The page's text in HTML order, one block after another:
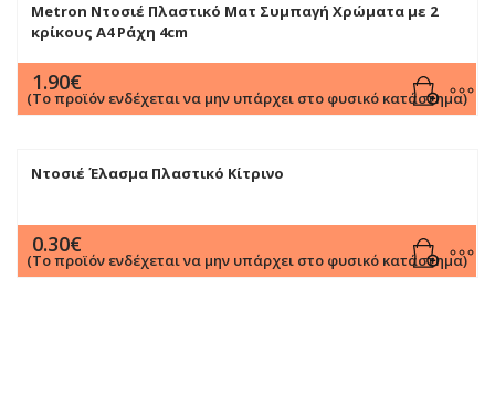
Metron Ντοσιέ Πλαστικό Ματ Συμπαγή Χρώματα με 2
κρίκους Α4 Ράχη 4cm
1.90€
(Το προϊόν ενδέχεται να μην υπάρχει στο φυσικό κατάστημα)
Ντοσιέ Έλασμα Πλαστικό Κίτρινο
0.30€
(Το προϊόν ενδέχεται να μην υπάρχει στο φυσικό κατάστημα)